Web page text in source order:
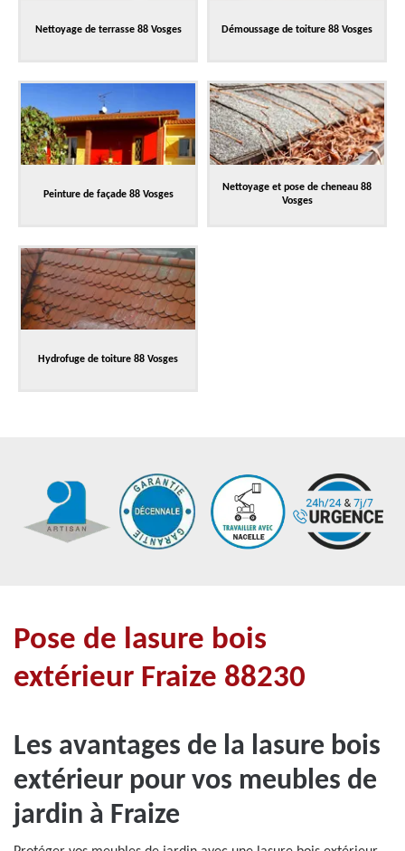
Nettoyage de terrasse 88 Vosges Démoussage de toiture 88 Vosges
Peinture de façade 88 Vosges
Nettoyage et pose de cheneau 88
Vosges
Hydrofuge de toiture 88 Vosges
Pose de lasure bois
extérieur Fraize 88230
Les avantages de la lasure bois
extérieur pour vos meubles de
jardin à Fraize